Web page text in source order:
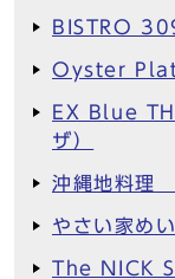
BISTRO
Oyster
EX Blue
ザ）
沖縄地料理
やさい家め
The NICK